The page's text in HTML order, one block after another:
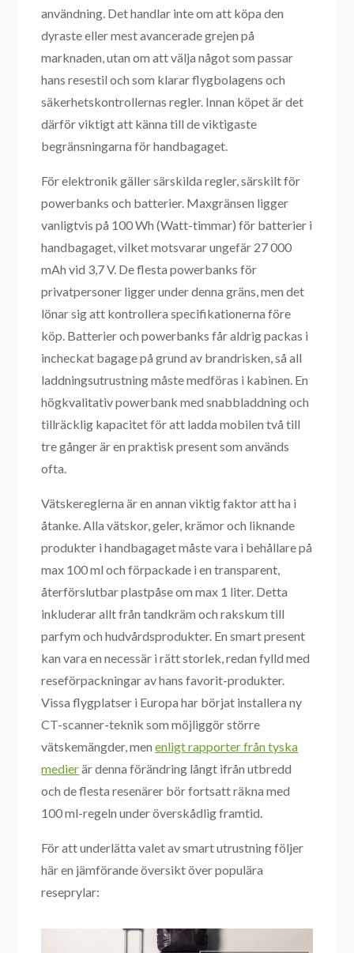
användning. Det handlar inte om att köpa den
dyraste eller mest avancerade grejen på
marknaden, utan om att välja något som passar
hans resestil och som klarar flygbolagens och
säkerhetskontrollernas regler. Innan köpet är det
därför viktigt att känna till de viktigaste
begränsningarna för handbagaget.
För elektronik gäller särskilda regler, särskilt för
powerbanks och batterier. Maxgränsen ligger
vanligtvis på 100 Wh (Watt-timmar) för batterier i
handbagaget, vilket motsvarar ungefär 27 000
mAh vid 3,7 V. De flesta powerbanks för
privatpersoner ligger under denna gräns, men det
lönar sig att kontrollera specifikationerna före
köp. Batterier och powerbanks får aldrig packas i
incheckat bagage på grund av brandrisken, så all
laddningsutrustning måste medföras i kabinen. En
högkvalitativ powerbank med snabbladdning och
tillräcklig kapacitet för att ladda mobilen två till
tre gånger är en praktisk present som används
ofta.
Vätskereglerna är en annan viktig faktor att ha i
åtanke. Alla vätskor, geler, krämor och liknande
produkter i handbagaget måste vara i behållare på
max 100 ml och förpackade i en transparent,
återförslutbar plastpåse om max 1 liter. Detta
inkluderar allt från tandkräm och rakskum till
parfym och hudvårdsprodukter. En smart present
kan vara en necessär i rätt storlek, redan fylld med
reseförpackningar av hans favorit-produkter.
Vissa flygplatser i Europa har börjat installera ny
CT-scanner-teknik som möjliggör större
vätskemängder, menenligt rapporter från tyska
medierär denna förändring långt ifrån utbredd
och de flesta resenärer bör fortsatt räkna med
100 ml-regeln under överskådlig framtid.
För att underlätta valet av smart utrustning följer
här en jämförande översikt över populära
reseprylar: